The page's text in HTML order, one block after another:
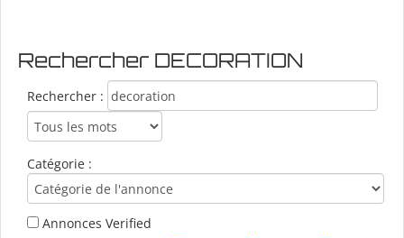
Rechercher DECORATION
Rechercher :
Catégorie :
Annonces Verified